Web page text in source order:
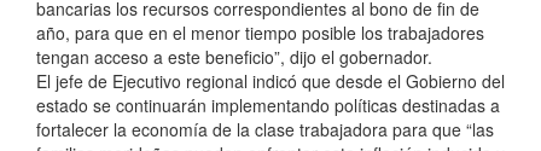
bancarias los recursos correspondientes al bono de fin de
año, para que en el menor tiempo posible los trabajadores
tengan acceso a este beneficio”, dijo el gobernador.
El jefe de Ejecutivo regional indicó que desde el Gobierno del
estado se continuarán implementando políticas destinadas a
fortalecer la economía de la clase trabajadora para que “las